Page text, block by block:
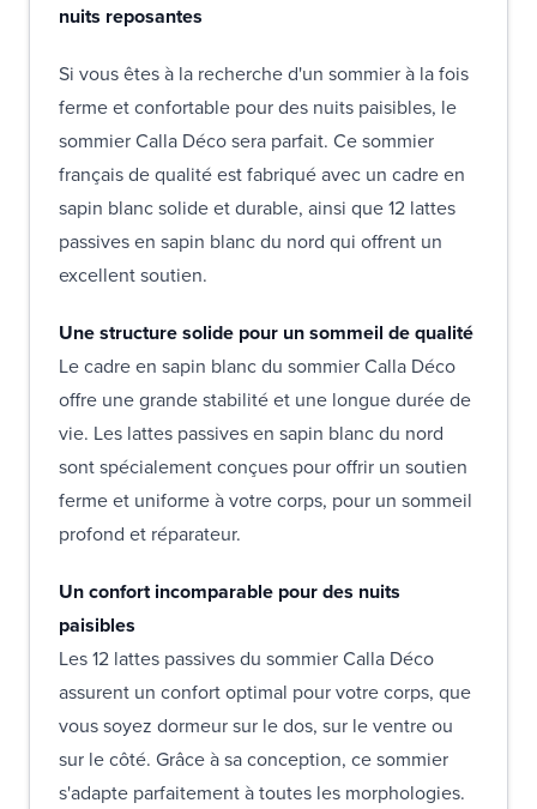
nuits reposantes
Si vous êtes à la recherche d'un sommier à la fois
ferme et confortable pour des nuits paisibles, le
sommier Calla Déco sera parfait. Ce sommier
français de qualité est fabriqué avec un cadre en
sapin blanc solide et durable, ainsi que 12 lattes
passives en sapin blanc du nord qui offrent un
excellent soutien.
Une structure solide pour un sommeil de qualité
Le cadre en sapin blanc du sommier Calla Déco
offre une grande stabilité et une longue durée de
vie. Les lattes passives en sapin blanc du nord
sont spécialement conçues pour offrir un soutien
ferme et uniforme à votre corps, pour un sommeil
profond et réparateur.
Un confort incomparable pour des nuits
paisibles
Les 12 lattes passives du sommier Calla Déco
assurent un confort optimal pour votre corps, que
vous soyez dormeur sur le dos, sur le ventre ou
sur le côté. Grâce à sa conception, ce sommier
s'adapte parfaitement à toutes les morphologies.